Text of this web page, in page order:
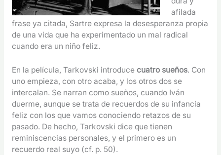
afilada
frase ya citada, Sartre expresa la desesperanza propia
de una vida que ha experimentado un mal radical
cuando era un niño feliz.
En la película, Tarkovski introduce cuatro sueños. Con
uno empieza, con otro acaba, y los otros dos se
intercalan. Se narran como sueños, cuando Iván
duerme, aunque se trata de recuerdos de su infancia
feliz con los que vamos conociendo retazos de su
pasado. De hecho, Tarkovski dice que tienen
reminiscencias personales, y el primero es un
recuerdo real suyo (cf. p. 50).